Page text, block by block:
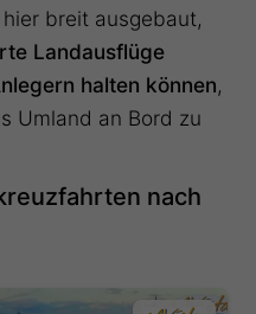
breit ausgebaut,
Landausflüge
halten können,
Umland an Bord zu
nach